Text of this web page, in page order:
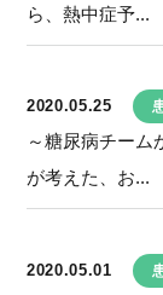
ら、熱中症予...
2020.05.25
～糖尿病チー
が考えた、お...
2020.05.01